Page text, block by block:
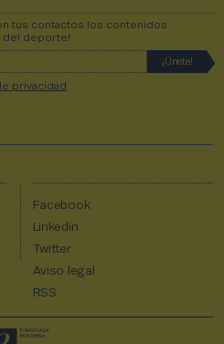
tus contactos los contenidos
del deporte!
privacidad
Facebook
Linkedin
Twitter
Aviso legal
RSS